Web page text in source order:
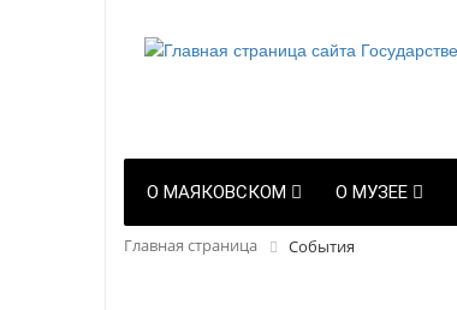
О МАЯКОВСКОМ О МУЗЕЕ
Главная страница События